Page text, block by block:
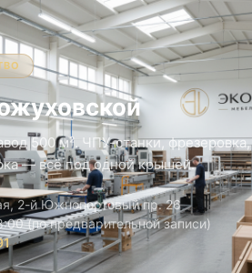
500 м². ЧПУ-станки, фрезеровка,
— всё под одной крышей.
2-й Южнопортовый пр. 26
(по предварительной записи)